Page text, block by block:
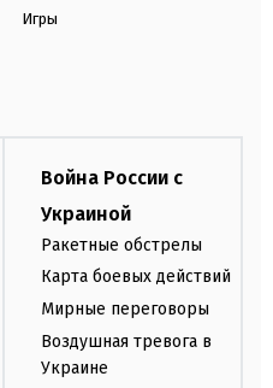
Игры
Война России с
Украиной
Ракетные обстрелы
Карта боевых действий
Мирные переговоры
Воздушная тревога в
Украине